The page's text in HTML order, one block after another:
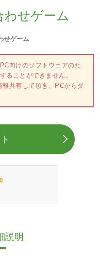
せゲーム
せゲーム
向けのソフトウェアのた
ることができません。
共有して頂き、PCからダ
0
説明